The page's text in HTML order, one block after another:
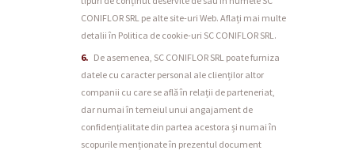
CONIFLOR SRL pe alte site-uri Web. Aflați mai multe
detalii în Politica de cookie-uri SC CONIFLOR SRL.
De asemenea, SC CONIFLOR SRL poate furniza
datele cu caracter personal ale clienților altor
companii cu care se află în relații de parteneriat,
dar numai în temeiul unui angajament de
confidențialitate din partea acestora și numai în
scopurile menționate în prezentul document